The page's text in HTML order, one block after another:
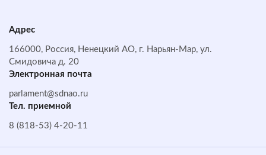
Адрес
166000, Россия, Ненецкий АО, г. Нарьян-Мар, ул.
Смидовича д. 20
Электронная почта
parlament@sdnao.ru
Тел. приемной
8 (818-53) 4-20-11